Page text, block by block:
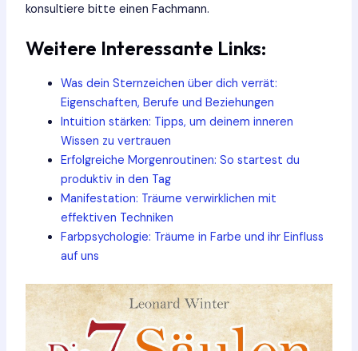
konsultiere bitte einen Fachmann.
Weitere Interessante Links:
Was dein Sternzeichen über dich verrät:
Eigenschaften, Berufe und Beziehungen
Intuition stärken: Tipps, um deinem inneren
Wissen zu vertrauen
Erfolgreiche Morgenroutinen: So startest du
produktiv in den Tag
Manifestation: Träume verwirklichen mit
effektiven Techniken
Farbpsychologie: Träume in Farbe und ihr Einfluss
auf uns